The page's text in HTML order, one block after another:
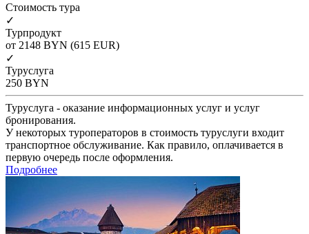
Cтоимость тура
✓
Турпродукт
от 2148 BYN (615 EUR)
✓
Туруслуга
250 BYN
Туруслуга - оказание информационных услуг и услуг
бронирования.
У некоторых туроператоров в стоимость туруслуги входит
транспортное обслуживание. Как правило, оплачивается в
первую очередь после оформления.
Подробнее